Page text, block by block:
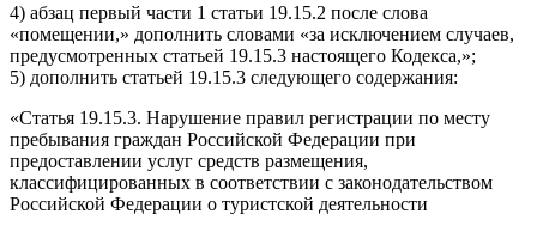
4) абзац первый части 1 статьи 19.15.2 после слова
«помещении,» дополнить словами «за исключением случаев,
предусмотренных статьей 19.15.3 настоящего Кодекса,»;
5) дополнить статьей 19.15.3 следующего содержания:
«Статья 19.15.3. Нарушение правил регистрации по месту
пребывания граждан Российской Федерации при
предоставлении услуг средств размещения,
классифицированных в соответствии с законодательством
Российской Федерации о туристской деятельности